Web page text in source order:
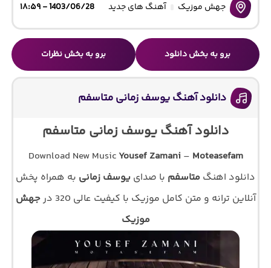
جهش موزیک آهنگ های جدید 1403/06/28 - ۱۸:۵۹
برو به بخش دانلود برو به بخش نظرات
دانلود آهنگ یوسف زمانی متاسفم
دانلود آهنگ یوسف زمانی متاسفم
Download New Music Yousef Zamani – Moteasefam
دانلود اهنگ متاسفم با صدای یوسف زمانی به همراه پخش
آنلاین ترانه و متن کامل موزیک با کیفیت عالی 320 در
جهش
موزیک